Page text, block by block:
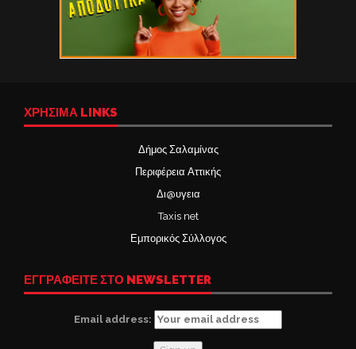
ΧΡΉΣΙΜΑ LINKS
Δήμος Σαλαμίνας
Περιφέρεια Αττικής
Δι@υγεια
Taxis net
Εμπορικός Σύλλογος
ΕΓΓΡΑΦΕΙΤΕ ΣΤΟ NEWSLETTER
Email address: